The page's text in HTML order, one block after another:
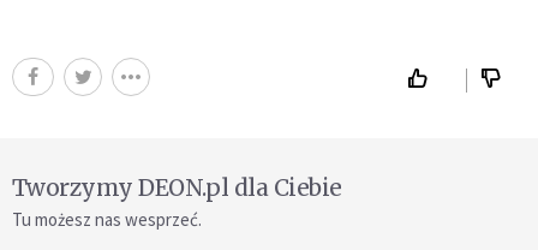
Tworzymy DEON.pl dla Ciebie
Tu możesz nas wesprzeć.